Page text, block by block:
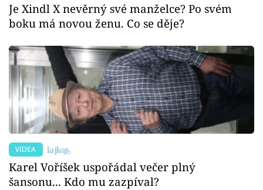
Je Xindl X nevěrný své manželce? Po svém
boku má novou ženu. Co se děje?
VIDEA
Karel Voříšek uspořádal večer plný
šansonu... Kdo mu zazpíval?